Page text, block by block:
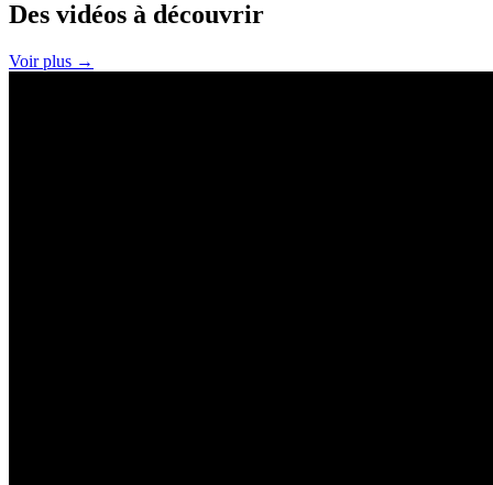
Des vidéos à découvrir
Voir plus →